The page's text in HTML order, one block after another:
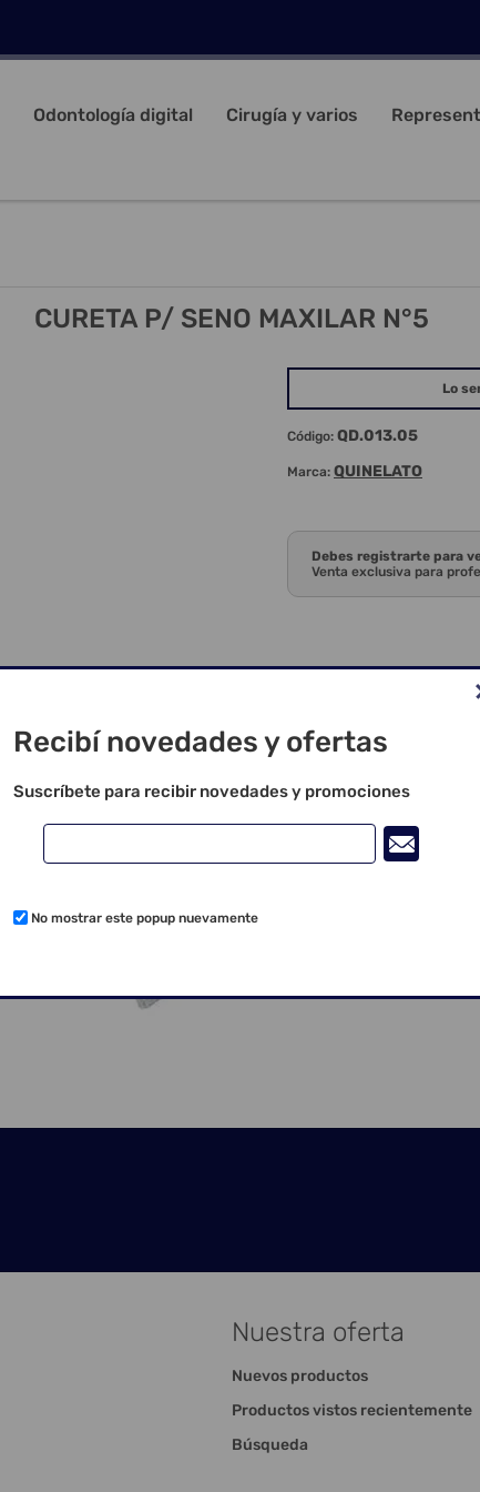
Odontología digital Cirugía y varios
CURETA P/ SENO MAXILAR N°5
Lo
Código: QD.013.05
Marca: QUINELATO
Debes registrarte para
Venta exclusiva para
Nuestra oferta
Nuevos productos
Productos vistos recientemente
Búsqueda
Recibí novedades y ofertas
Suscríbete para recibir novedades y promociones
No mostrar este popup nuevamente